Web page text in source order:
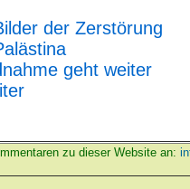
der Zerstörung
geht weiter
zu dieser Website an: